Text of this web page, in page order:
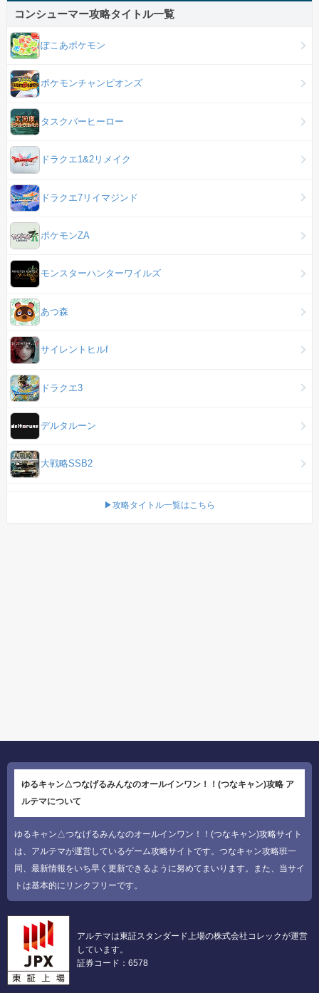
コンシューマー攻略タイトル一覧
ぽこあポケモン
ポケモンチャンピオンズ
タスクバーヒーロー
ドラクエ1&2リメイク
ドラクエ7リイマジンド
ポケモンZA
モンスターハンターワイルズ
あつ森
サイレントヒルf
ドラクエ3
デルタルーン
大戦略SSB2
▶攻略タイトル一覧はこちら
ゆるキャン△つなげるみんなのオールインワン！！(つなキャン)攻略 ア
ルテマについて
ゆるキャン△つなげるみんなのオールインワン！！(つなキャン)攻略サイト
は、アルテマが運営しているゲーム攻略サイトです。つなキャン攻略班一
同、最新情報をいち早く更新できるように努めてまいります。また、当サイ
トは基本的にリンクフリーです。
アルテマは東証スタンダード上場の株式会社コレックが運営
しています。
証券コード：6578